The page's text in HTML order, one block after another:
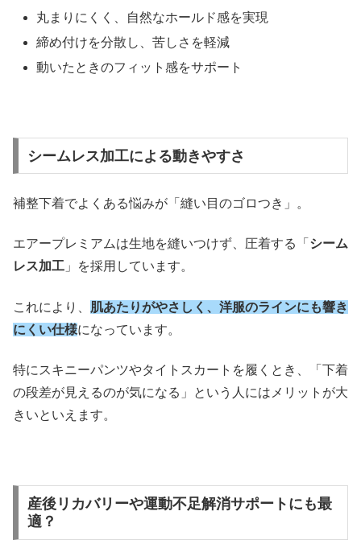
丸まりにくく、自然なホールド感を実現
締め付けを分散し、苦しさを軽減
動いたときのフィット感をサポート
シームレス加工による動きやすさ
補整下着でよくある悩みが「縫い目のゴロつき」。
エアープレミアムは生地を縫いつけず、圧着する「 シーム
レス加工 」を採用しています。
これにより、 肌あたりがやさしく、洋服のラインにも響き
にくい仕様になっています。
特にスキニーパンツやタイトスカートを履くとき、「下着
の段差が見えるのが気になる」という人にはメリットが大
きいといえます。
産後リカバリーや運動不足解消サポートにも最
適？